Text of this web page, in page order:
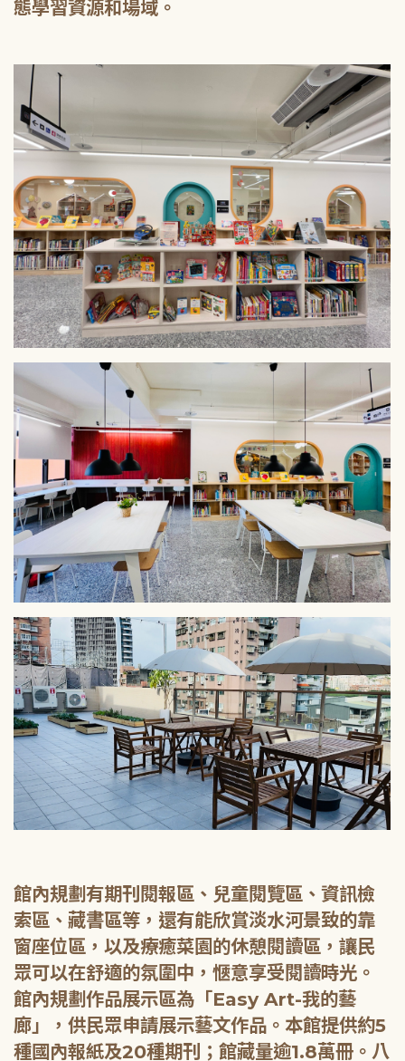
館內規劃有期刊閱報區、兒童閱覽區、資訊檢
索區、藏書區等，還有能欣賞淡水河景致的靠
窗座位區，以及療癒菜園的休憩閱讀區，讓民
眾可以在舒適的氛圍中，愜意享受閱讀時光。
館內規劃作品展示區為「Easy Art-我的藝
廊」，供民眾申請展示藝文作品。本館提供約5
種國內報紙及20種期刊；館藏量逾1.8萬冊。八